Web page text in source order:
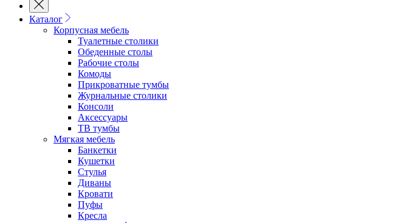
Каталог
Корпусная мебель
Туалетные столики
Обеденные cтолы
Рабочие столы
Комоды
Прикроватные тумбы
Журнальные столики
Консоли
Аксессуары
ТВ тумбы
Мягкая мебель
Банкетки
Кушетки
Стулья
Диваны
Кровати
Пуфы
Кресла